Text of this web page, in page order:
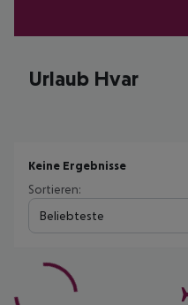
Urlaub Hvar
Keine Ergebnisse
Sortieren:
Beliebteste